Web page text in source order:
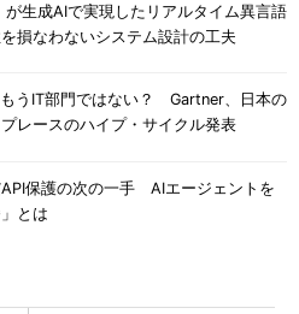
が生成AIで実現したリアルタイム異言語
損なわないシステム設計の工夫
うIT部門ではない？ Gartner、日本の
レースのハイプ・サイクル発表
API保護の次の一手 AIエージェントを
とは